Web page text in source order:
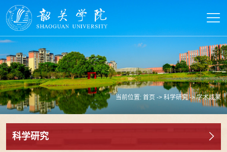
当前位置:首页 ->科学研究->学术成果
科学研究